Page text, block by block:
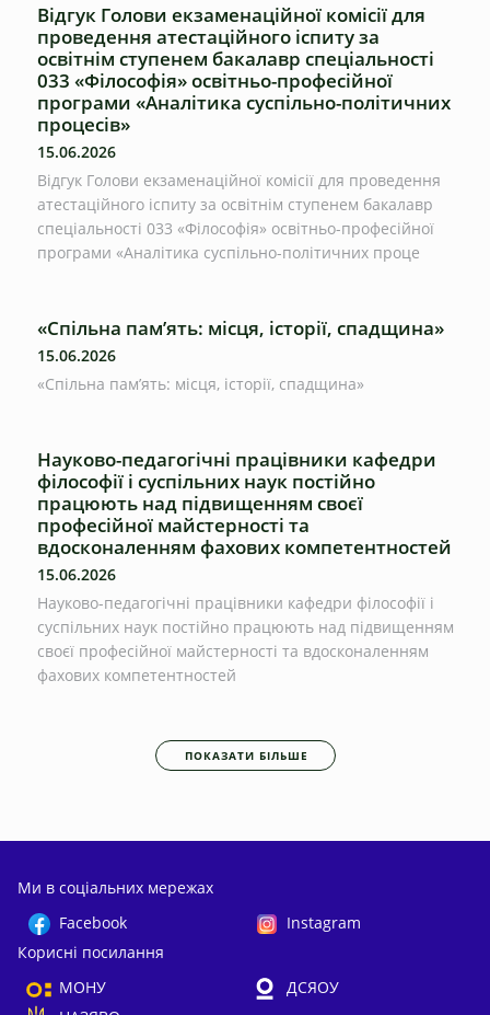
Відгук Голови екзаменаційної комісії для
проведення атестаційного іспиту за
освітнім ступенем бакалавр спеціальності
033 «Філософія» освітньо-професійної
програми «Аналітика суспільно-політичних
процесів»
15.06.2026
Відгук Голови екзаменаційної комісії для проведення
атестаційного іспиту за освітнім ступенем бакалавр
спеціальності 033 «Філософія» освітньо-професійної
програми «Аналітика суспільно-політичних проце
«Спільна пам’ять: місця, історії, спадщина»
15.06.2026
«Спільна пам’ять: місця, історії, спадщина»
Науково-педагогічні працівники кафедри
філософії і суспільних наук постійно
працюють над підвищенням своєї
професійної майстерності та
вдосконаленням фахових компетентностей
15.06.2026
Науково-педагогічні працівники кафедри філософії і
суспільних наук постійно працюють над підвищенням
своєї професійної майстерності та вдосконаленням
фахових компетентностей
ПОКАЗАТИ БІЛЬШЕ
Ми в соціальних мережах
Facebook
Instagram
Корисні посилання
МОНУ
ДСЯОУ